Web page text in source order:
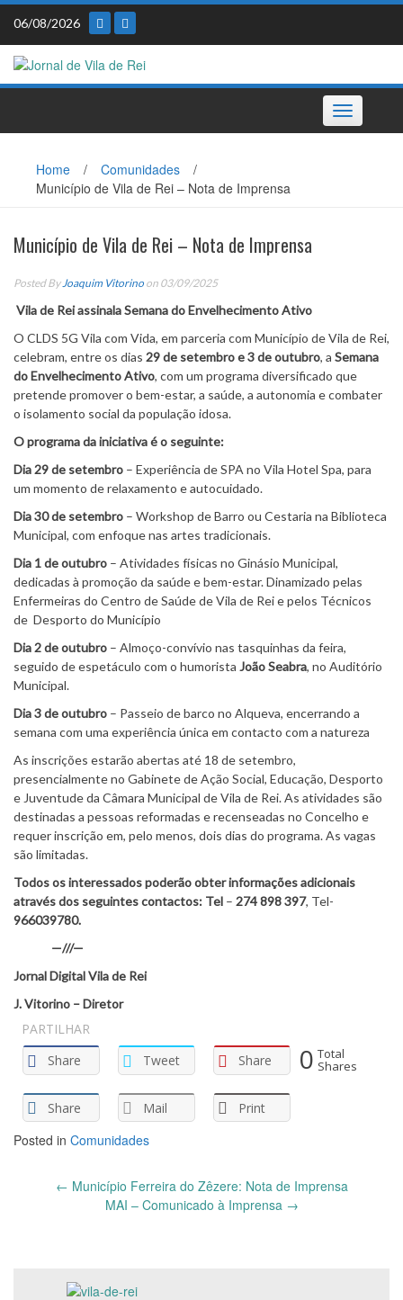
Skip
content
06/08/2026
Toggle
navigation
Home / Comunidades
/
Município de Vila de Rei – Nota de Imprensa
Município de Vila de Rei – Nota de Imprensa
Posted By Joaquim Vitorino on 03/09/2025
Vila de Rei assinala Semana do Envelhecimento Ativo
O CLDS 5G Vila com Vida, em parceria com Município de Vila de Rei,
celebram, entre os dias 29 de setembro e 3 de outubro, a Semana
do Envelhecimento Ativo, com um programa diversificado que
pretende promover o bem-estar, a saúde, a autonomia e combater
o isolamento social da população idosa.
O programa da iniciativa é o seguinte:
Dia 29 de setembro – Experiência de SPA no Vila Hotel Spa, para
um momento de relaxamento e autocuidado.
Dia 30 de setembro – Workshop de Barro ou Cestaria na Biblioteca
Municipal, com enfoque nas artes tradicionais.
Dia 1 de outubro – Atividades físicas no Ginásio Municipal,
dedicadas à promoção da saúde e bem-estar. Dinamizado pelas
Enfermeiras do Centro de Saúde de Vila de Rei e pelos Técnicos
de Desporto do Município
Dia 2 de outubro – Almoço-convívio nas tasquinhas da feira,
seguido de espetáculo com o humorista João Seabra, no Auditório
Municipal.
Dia 3 de outubro – Passeio de barco no Alqueva, encerrando a
semana com uma experiência única em contacto com a natureza
As inscrições estarão abertas até 18 de setembro,
presencialmente no Gabinete de Ação Social, Educação, Desporto
e Juventude da Câmara Municipal de Vila de Rei. As atividades são
destinadas a pessoas reformadas e recenseadas no Concelho e
requer inscrição em, pelo menos, dois dias do programa. As vagas
são limitadas.
Todos os interessados poderão obter informações adicionais
através dos seguintes contactos: Tel – 274 898 397, Tel-
966039780.
—///—
Jornal Digital Vila de Rei
J. Vitorino – Diretor
PARTILHAR
Share
Tweet Share
Share Mail Print
0 Total
Shares
Posted in Comunidades
← Município Ferreira do Zêzere: Nota de Imprensa
MAI – Comunicado à Imprensa →